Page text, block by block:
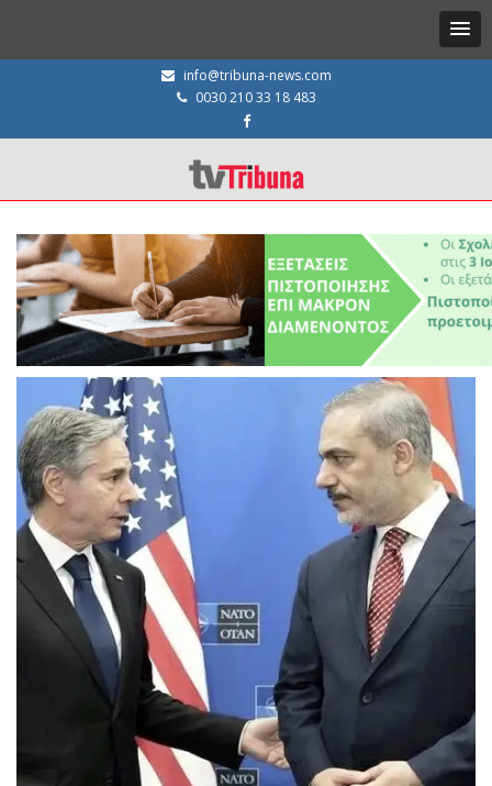
info@tribuna-news.com
0030 210 33 18 483